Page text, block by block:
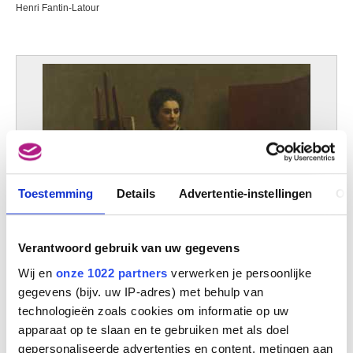
Toestemming Details Advertentie-instellingen
Verantwoord gebruik van uw gegevens
Wij en onze 1022 partners verwerken je persoonlijke
gegevens (bijv. uw IP-adres) met behulp van
technologieën zoals cookies om informatie op uw
apparaat op te slaan en te gebruiken met als doel
gepersonaliseerde advertenties en content, metingen aan
Kecskemét (Hongarije) 1867 - Boedapest (Hongarije) 1945
Brussel 1898 - 1973
Ferguson William Gowe
Schotland (Verenigd Koninkrijk) 1632/33 - Londen (Engeland, Verenigd
Koninkrijk) ca. 1695
Ferrer Joaquín
Feti Domenico
Rome (Italië) ca. 1589 - Venetië (Italië) 1624
Feuchère Jean-Jacques
Henri Fantin-Latour
De tekenles in het atelier
Henri Fantin-Latour